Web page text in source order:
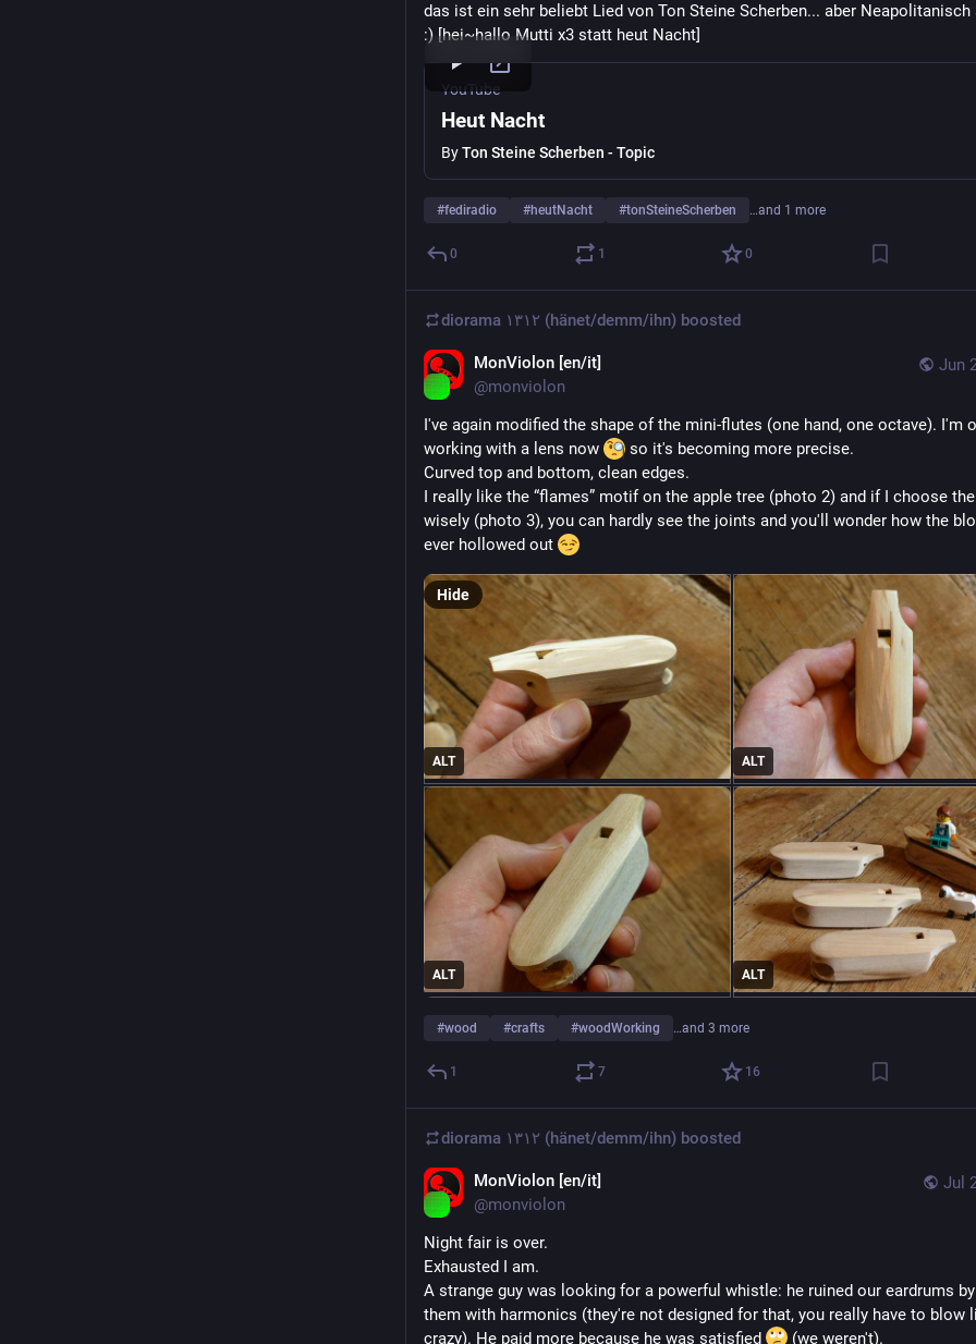
das ist ein sehr beliebt Lied von Ton Steine Scherben... aber
:) [hei~hallo Mutti x3 statt heut Nacht]
YouTube
Heut Nacht
ByTon Steine Scherben - Topic
#fediradio #heutNacht #tonSteineScherben …and 1 more
0 1 0
diorama ١٣١٢ (hänet/demm/ihn) boosted
Jun
MonViolon [en/it]
@monviolon
I've again modified the shape of the mini-flutes (one hand, one octave). I'm
working with a lens now
so it's becoming more precise.
Curved top and bottom, clean edges.
I really like the “flames” motif on the apple tree (photo 2) and if I choose
wisely (photo 3), you can hardly see the joints and you'll wonder how the
ever hollowed out
ALT ALT
ALT ALT
Hide
#wood #crafts #woodWorking …and 3 more
1 7 16
diorama ١٣١٢ (hänet/demm/ihn) boosted
Jul
MonViolon [en/it]
@monviolon
Night fair is over.
Exhausted I am.
A strange guy was looking for a powerful whistle: he ruined our eardrums
them with harmonics (they're not designed for that, you really have to blow
crazy). He paid more because he was satisfied
(we weren't).